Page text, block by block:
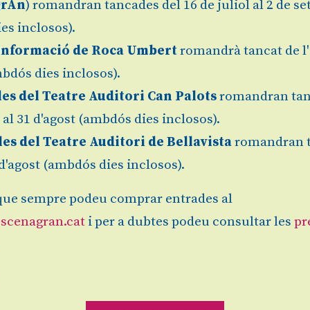
Gratuït
Sitemap
) romandran tancades del 16 de juliol al 2 de
inclosos).
de Roca Umbertromandrà tancat de
dies inclosos).
del Teatre Auditori Can Palotsromandran
31 d'agost (ambdós dies inclosos).
del Teatre Auditori de Bellavistaromandran
(ambdós dies inclosos).
sempre podeu comprar entrades al
i per a dubtes podeu consultar les